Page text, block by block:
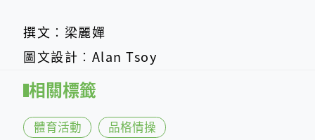
撰文︰梁麗嬋
圖文設計︰Alan Tsoy
相關標籤
體育活動 品格情操